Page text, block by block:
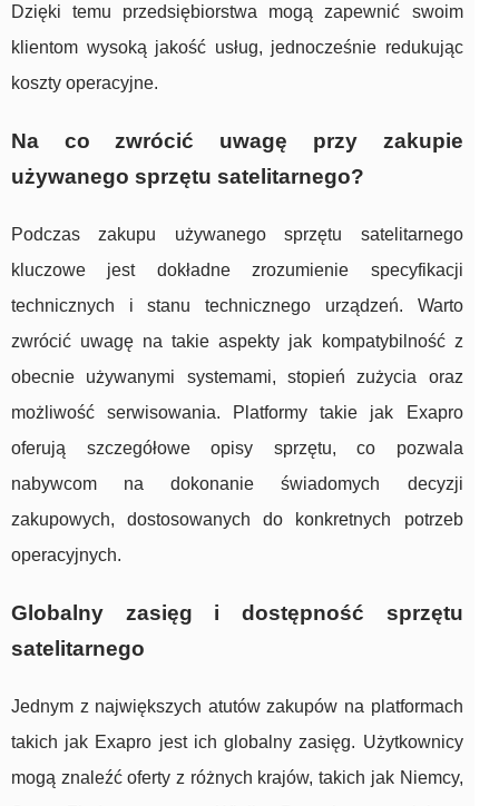
Dzięki temu przedsiębiorstwa mogą zapewnić swoim
klientom wysoką jakość usług, jednocześnie redukując
koszty operacyjne.
Na co zwrócić uwagę przy zakupie
używanego sprzętu satelitarnego?
Podczas zakupu używanego sprzętu satelitarnego
kluczowe jest dokładne zrozumienie specyfikacji
technicznych i stanu technicznego urządzeń. Warto
zwrócić uwagę na takie aspekty jak kompatybilność z
obecnie używanymi systemami, stopień zużycia oraz
możliwość serwisowania. Platformy takie jak Exapro
oferują szczegółowe opisy sprzętu, co pozwala
nabywcom na dokonanie świadomych decyzji
zakupowych, dostosowanych do konkretnych potrzeb
operacyjnych.
Globalny zasięg i dostępność sprzętu
satelitarnego
Jednym z największych atutów zakupów na platformach
takich jak Exapro jest ich globalny zasięg. Użytkownicy
mogą znaleźć oferty z różnych krajów, takich jak Niemcy,